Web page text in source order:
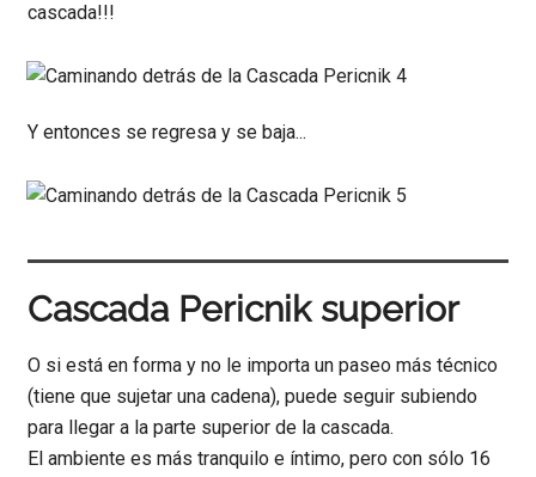
cascada!!!
Y entonces se regresa y se baja...
Cascada Pericnik superior
O si está en forma y no le importa un paseo más técnico
(tiene que sujetar una cadena), puede seguir subiendo
para llegar a la parte superior de la cascada.
El ambiente es más tranquilo e íntimo, pero con sólo 16